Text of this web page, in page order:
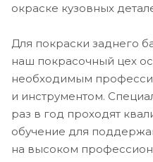
окраске кузовных
Для покраски заднего
наш покрасочный цех
необходимым
и инструментом.
раз в год проходят
обучение для
на высоком